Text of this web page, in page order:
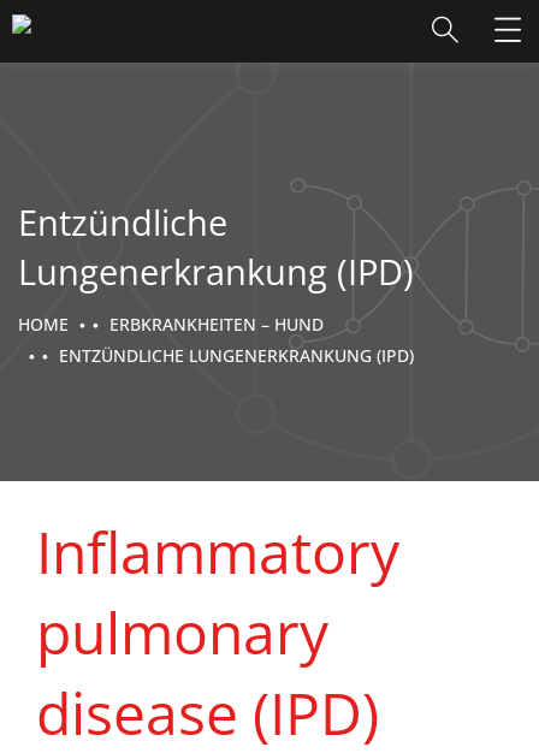
Entzündliche
Lungenerkrankung (IPD)
HOME
ERBKRANKHEITEN – HUND
ENTZÜNDLICHE LUNGENERKRANKUNG (IPD)
Inflammatory
pulmonary
disease (IPD)